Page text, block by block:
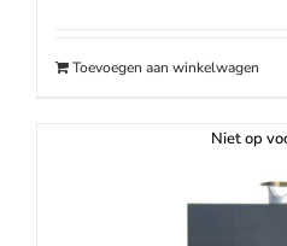
Toevoegen aan winkelwagen
Niet op